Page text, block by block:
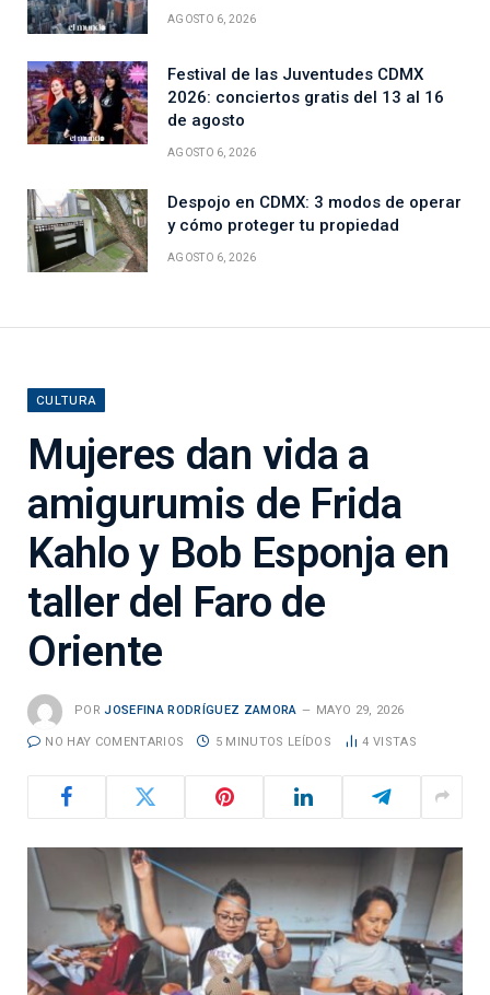
AGOSTO 6, 2026
Festival de las Juventudes CDMX
2026: conciertos gratis del 13 al 16
de agosto
AGOSTO 6, 2026
Despojo en CDMX: 3 modos de operar
y cómo proteger tu propiedad
AGOSTO 6, 2026
CULTURA
Mujeres dan vida a
amigurumis de Frida
Kahlo y Bob Esponja en
taller del Faro de
Oriente
POR JOSEFINA RODRÍGUEZ ZAMORA MAYO 29, 2026
NO HAY COMENTARIOS 5 MINUTOS LEÍDOS 4 VISTAS